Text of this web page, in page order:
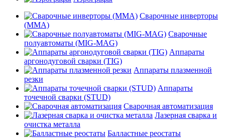
Сварочные инверторы
(MMA)
Сварочные
полуавтоматы (MIG-MAG)
Аппараты
аргонодуговой сварки (TIG)
Аппараты плазменной
резки
Аппараты
точечной сварки (STUD)
Сварочная автоматизация
Лазерная сварка и
очистка металла
Балластные реостаты